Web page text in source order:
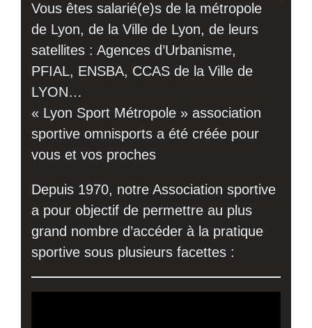
Vous êtes salarié(e)s de la métropole
de Lyon, de la Ville de Lyon, de leurs
satellites : Agences d’Urbanisme,
PFIAL, ENSBA, CCAS de la Ville de
LYON…
« Lyon Sport Métropole » association
sportive omnisports a été créée pour
vous et vos proches
Depuis 1970, notre Association sportive
a pour objectif de permettre au plus
grand nombre d’accéder à la pratique
sportive sous plusieurs facettes :